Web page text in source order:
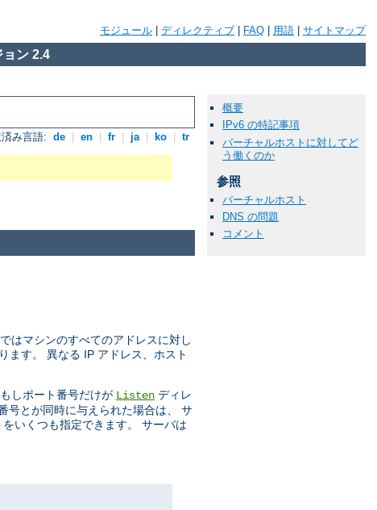
モジュール ディレクティブ FAQ 用語 サイトマップ
ン 2.4
み言語: de en fr ja ko tr
概要
IPv6 の特記事項
バーチャルホストに対してど
う働くのか
参照
バーチャルホスト
DNS の問題
コメント
はマシンのすべてのアドレスに対し
ます。 異なる IP アドレス、ホスト
しポート番号だけが Listen ディレ
号とが同時に与えられた場合は、 サ
いくつも指定できます。 サーバは